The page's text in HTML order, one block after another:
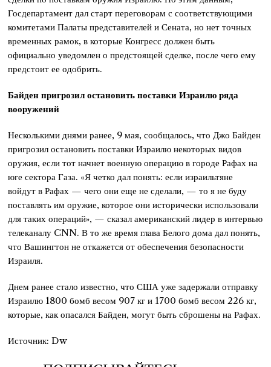
Госдепартамент дал старт переговорам с соответствующими
комитетами Палаты представителей и Сената, но нет точных
временных рамок, в которые Конгресс должен быть
официально уведомлен о предстоящей сделке, после чего ему
предстоит ее одобрить.
Байден пригрозил остановить поставки Израилю ряда
вооружений
Несколькими днями ранее, 9 мая, сообщалось, что Джо Байден
пригрозил остановить поставки Израилю некоторых видов
оружия, если тот начнет военную операцию в городе Рафах на
юге сектора Газа. «Я четко дал понять: если израильтяне
войдут в Рафах — чего они еще не сделали, — то я не буду
поставлять им оружие, которое они исторически использовали
для таких операций», — сказал американский лидер в интервью
телеканалу CNN. В то же время глава Белого дома дал понять,
что Вашингтон не откажется от обеспечения безопасности
Израиля.
Днем ранее стало известно, что США уже задержали отправку
Израилю 1800 бомб весом 907 кг и 1700 бомб весом 226 кг,
которые, как опасался Байден, могут быть сброшены на Рафах.
Источник: Dw